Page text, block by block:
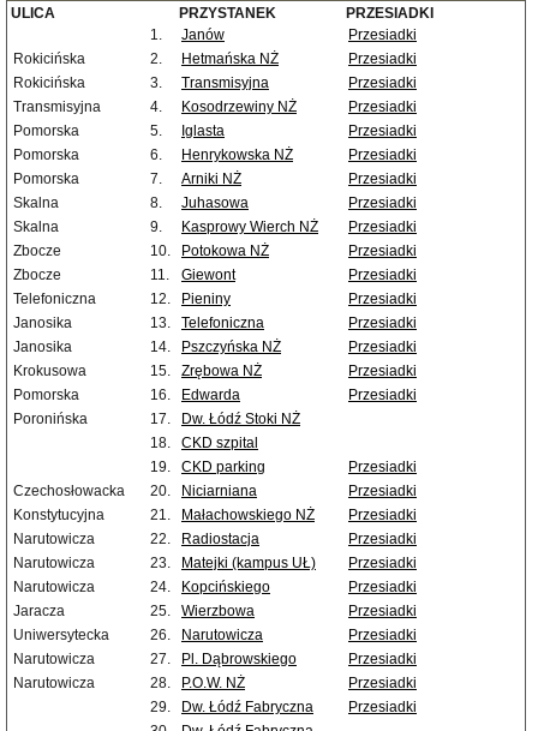
ULICA PRZYSTANEK
PRZESIADKI
1.
Janów
Przesiadki
Rokicińska
2. Hetmańska NŻ
Przesiadki
Rokicińska
3. Transmisyjna
Przesiadki
Transmisyjna
4. Kosodrzewiny NŻ
Przesiadki
Pomorska
5. Iglasta
Przesiadki
Pomorska
6. Henrykowska NŻ
Przesiadki
Pomorska
7. Arniki NŻ
Przesiadki
Skalna
8. Juhasowa
Przesiadki
Skalna
9. Kasprowy Wierch NŻ
Przesiadki
Zbocze
10. Potokowa NŻ
Przesiadki
Zbocze
11. Giewont
Przesiadki
Telefoniczna
12. Pieniny
Przesiadki
Janosika
13. Telefoniczna
Przesiadki
Janosika
14. Pszczyńska NŻ
Przesiadki
Krokusowa
15. Zrębowa NŻ
Przesiadki
Pomorska
16. Edwarda
Przesiadki
Poronińska
17.
Dw. Łódź Stoki NŻ
18.
CKD szpital
19.
CKD parking
Przesiadki
Czechosłowacka
20. Niciarniana
Przesiadki
Konstytucyjna
21. Małachowskiego NŻ
Przesiadki
Narutowicza
22. Radiostacja
Przesiadki
Narutowicza
23. Matejki (kampus UŁ)
Przesiadki
Narutowicza
24. Kopcińskiego
Przesiadki
Jaracza
25. Wierzbowa
Przesiadki
Uniwersytecka
26. Narutowicza
Przesiadki
Narutowicza
27. Pl. Dąbrowskiego
Przesiadki
Narutowicza
28. P.O.W. NŻ
Przesiadki
29.
Dw. Łódź Fabryczna
Przesiadki